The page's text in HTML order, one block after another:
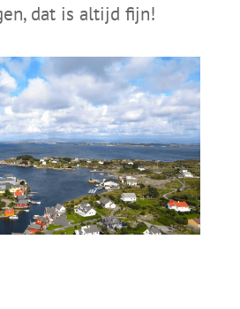
dat is altijd fijn!